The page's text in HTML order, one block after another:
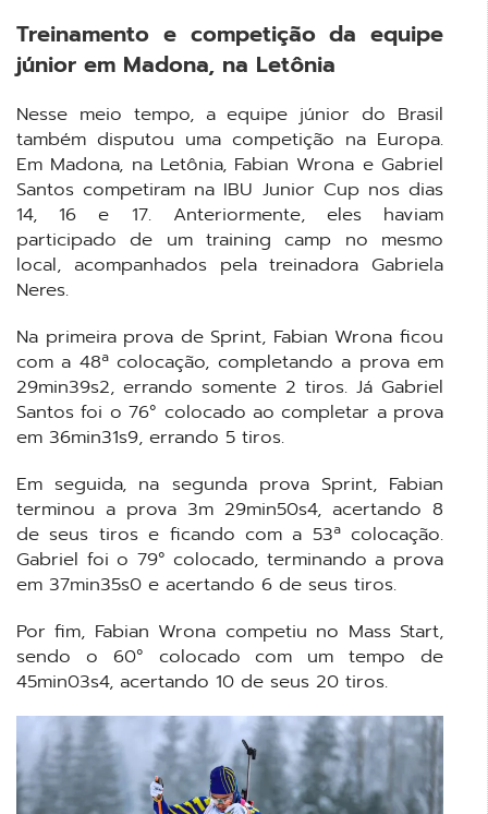
Treinamento e competição da equipe
júnior em Madona, na Letônia
Nesse meio tempo, a equipe júnior do Brasil
também disputou uma competição na Europa.
Em Madona, na Letônia, Fabian Wrona e Gabriel
Santos competiram na IBU Junior Cup nos dias
14, 16 e 17. Anteriormente, eles haviam
participado de um training camp no mesmo
local, acompanhados pela treinadora Gabriela
Neres.
Na primeira prova de Sprint, Fabian Wrona ficou
com a 48ª colocação, completando a prova em
29min39s2, errando somente 2 tiros. Já Gabriel
Santos foi o 76° colocado ao completar a prova
em 36min31s9, errando 5 tiros.
Em seguida, na segunda prova Sprint, Fabian
terminou a prova 3m 29min50s4, acertando 8
de seus tiros e ficando com a 53ª colocação.
Gabriel foi o 79° colocado, terminando a prova
em 37min35s0 e acertando 6 de seus tiros.
Por fim, Fabian Wrona competiu no Mass Start,
sendo o 60° colocado com um tempo de
45min03s4, acertando 10 de seus 20 tiros.